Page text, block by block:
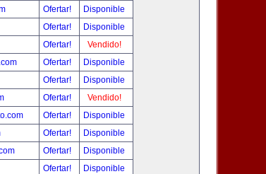
Ofertar!
Disponible
Ofertar!
Disponible
Ofertar!
Vendido!
Ofertar!
Disponible
Ofertar!
Disponible
Ofertar!
Vendido!
Ofertar!
Disponible
Ofertar!
Disponible
Ofertar!
Disponible
Ofertar!
Disponible